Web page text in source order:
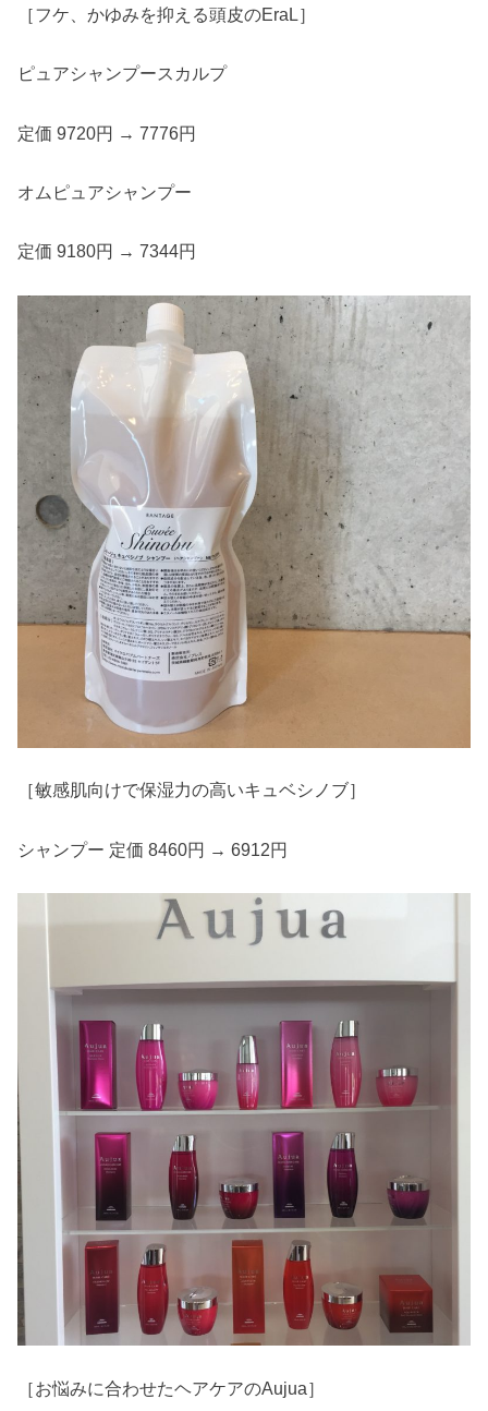
［フケ、かゆみを抑える頭皮のEraL］
ピュアシャンプースカルプ
定価 9720円 → 7776円
オムピュアシャンプー
定価 9180円 → 7344円
［敏感肌向けで保湿力の高いキュベシノブ］
シャンプー 定価 8460円 → 6912円
［お悩みに合わせたヘアケアのAujua］